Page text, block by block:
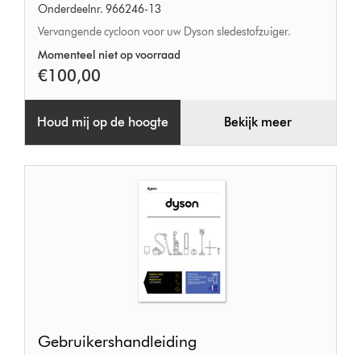
Onderdeelnr. 966246-13
Vervangende cycloon voor uw Dyson sledestofzuiger.
Momenteel niet op voorraad
€100,00
Houd mij op de hoogte Bekijk meer
Gebruikershandleiding